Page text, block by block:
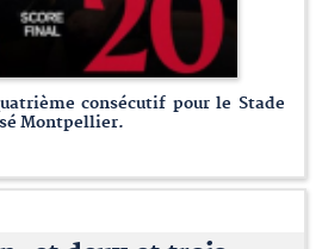
consécutif pour le Stade
Montpellier.